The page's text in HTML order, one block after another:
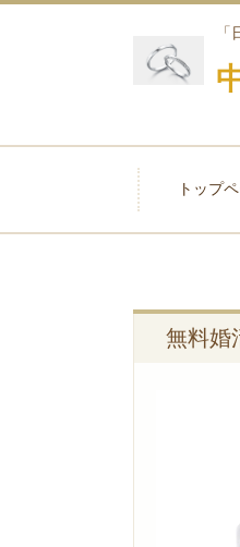
トップ
無料婚